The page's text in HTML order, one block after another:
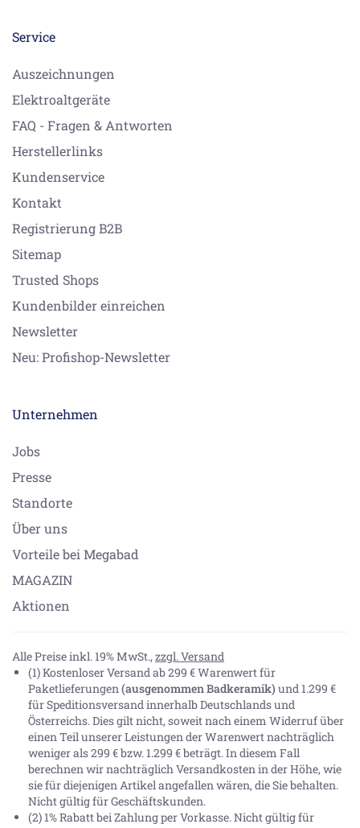
Service
Auszeichnungen
Elektroaltgeräte
FAQ - Fragen & Antworten
Herstellerlinks
Kundenservice
Kontakt
Registrierung B2B
Sitemap
Trusted Shops
Kundenbilder einreichen
Newsletter
Neu: Profishop-Newsletter
Unternehmen
Jobs
Presse
Standorte
Über uns
Vorteile bei Megabad
MAGAZIN
Aktionen
Alle Preise inkl. 19% MwSt., zzgl. Versand
(1) Kostenloser Versand ab 299 € Warenwert für
Paketlieferungen(ausgenommen Badkeramik) und 1.299 €
für Speditionsversand innerhalb Deutschlands und
Österreichs. Dies gilt nicht, soweit nach einem Widerruf über
einen Teil unserer Leistungen der Warenwert nachträglich
weniger als 299 € bzw. 1.299 € beträgt. In diesem Fall
berechnen wir nachträglich Versandkosten in der Höhe, wie
sie für diejenigen Artikel angefallen wären, die Sie behalten.
Nicht gültig für Geschäftskunden.
(2) 1% Rabatt bei Zahlung per Vorkasse. Nicht gültig für